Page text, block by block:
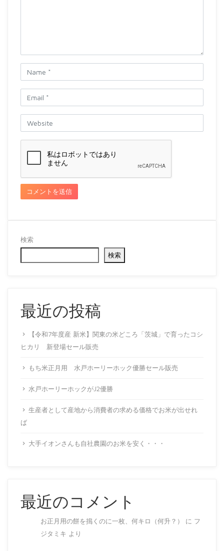
検索
検索
最近の投稿
【令和7年度産 新米】関東の米どころ「茨城」で育ったコシ
ヒカリ 新登場セール販売
もち米正月用 水戸ホーリーホック優勝セール販売
水戸ホーリーホックがJ2優勝
生産者として産地から消費者の求める価格でお米が出せれ
ば
大手イオンさんも自社農園のお米を安く・・・
最近のコメント
お正月用の餅を搗くのに一枚、何キロ（何升？） に フ
ジタミキ より